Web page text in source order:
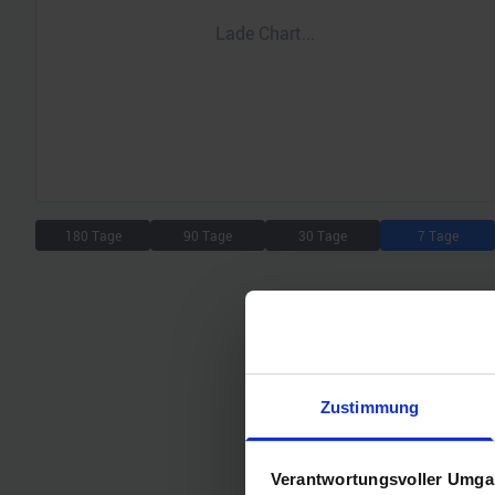
Zustimmung
Verantwortungsvoller
Lade Chart...
180 Tage 90 Tage 30 Tage 7 Tage